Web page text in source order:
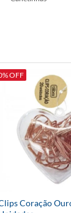
OFF
Coração